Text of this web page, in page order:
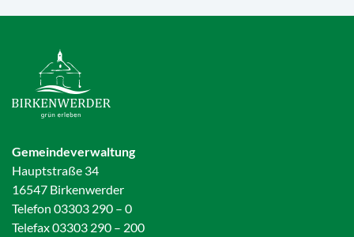
Gemeindeverwaltung
Hauptstraße 34
16547 Birkenwerder
Telefon 03303 290 – 0
Telefax 03303 290 – 200